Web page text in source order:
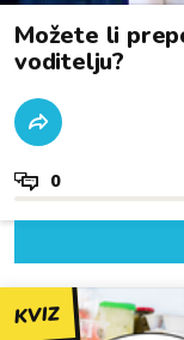
Možete li
voditelju?
0
KVIZ